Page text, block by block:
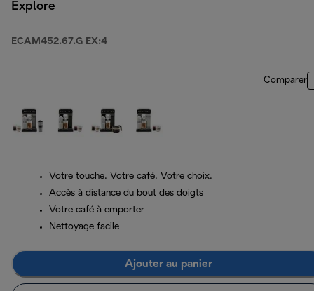
Explore
ECAM452.67.G EX:4
Comparer
Votre touche. Votre café. Votre choix.
Accès à distance du bout des doigts
Votre café à emporter
Nettoyage facile
Ajouter au panier